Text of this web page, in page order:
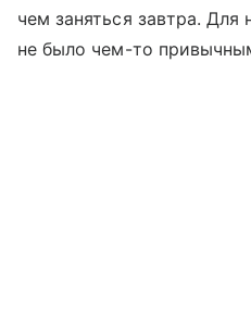
чем заняться завтра. Для
не было чем-то